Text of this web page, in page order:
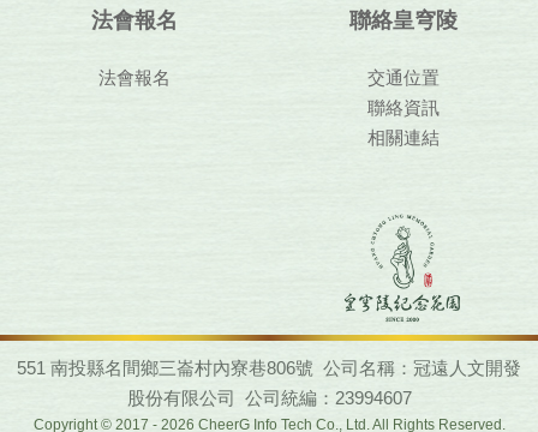
法會報名
法會報名
聯絡皇穹陵
交通位置
聯絡資訊
相關連結
551 南投縣名間鄉三崙村內寮巷806號 公司名稱：冠遠人文開發
股份有限公司 公司統編：23994607
Copyright © 2017 - 2026 CheerG Info Tech Co., Ltd. All Rights Reserved.